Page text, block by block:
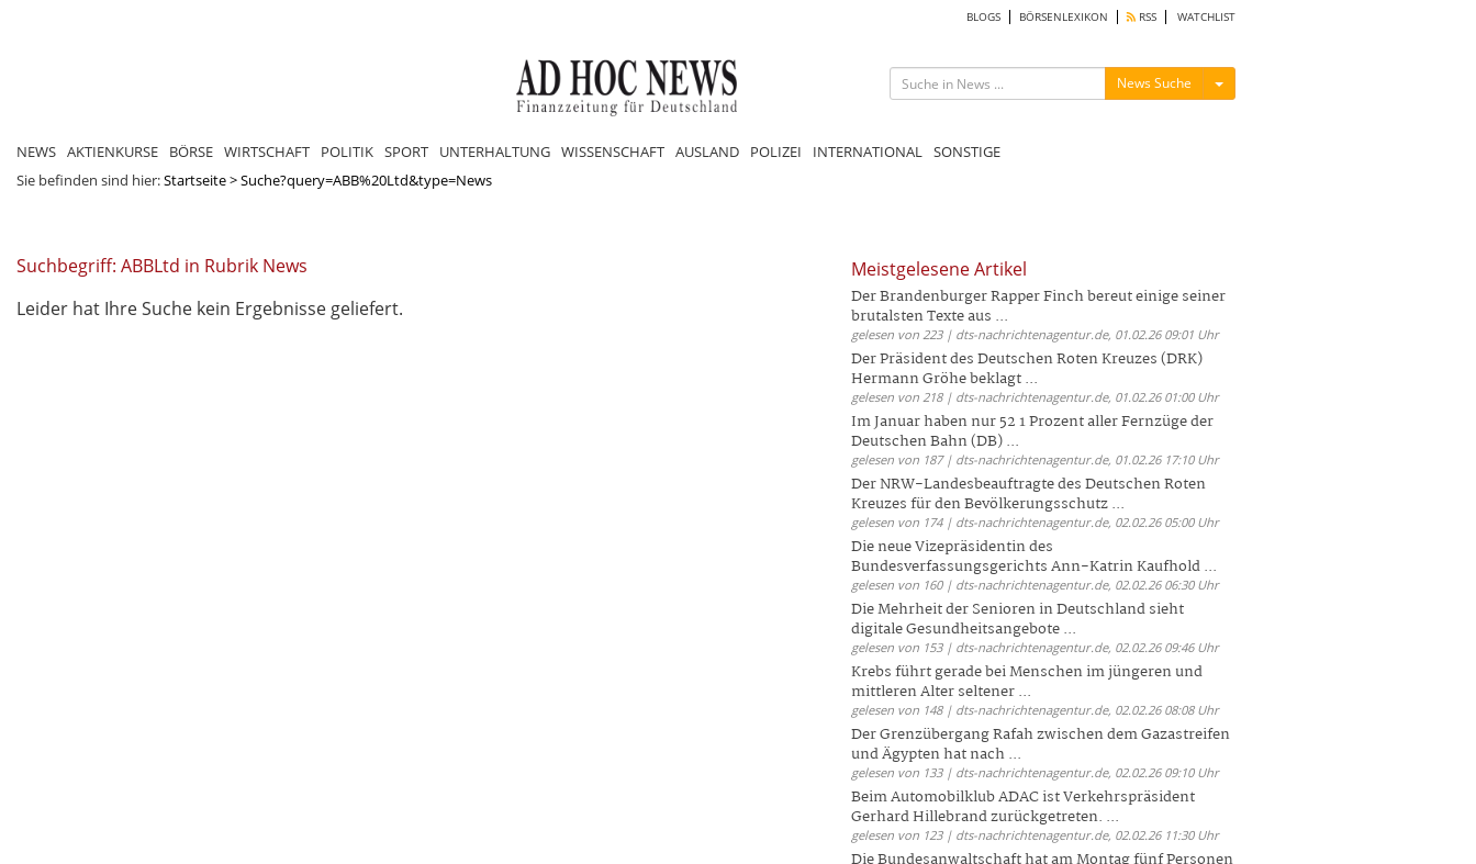
BLOGS BÖRSENLEXIKON RSS WATCHLIST
News Suche Menü ein-/ausblenden
NEWS AKTIENKURSE BÖRSE WIRTSCHAFT POLITIK SPORT UNTERHALTUNG WISSENSCHAFT AUSLAND POLIZEI INTERNATIONAL SONSTIGE
Sie befinden sind hier:Startseite>Suche?query=ABB%20Ltd&type=News
Suchbegriff: ABBLtd in Rubrik News
Leider hat Ihre Suche kein Ergebnisse geliefert.
Meistgelesene Artikel
Der Brandenburger Rapper Finch bereut einige seiner
brutalsten Texte aus ...
gelesen von 223 | dts-nachrichtenagentur.de, 01.02.26 09:01 Uhr
Der Präsident des Deutschen Roten Kreuzes (DRK)
Hermann Gröhe beklagt ...
gelesen von 218 | dts-nachrichtenagentur.de, 01.02.26 01:00 Uhr
Im Januar haben nur 52 1 Prozent aller Fernzüge der
Deutschen Bahn (DB) ...
gelesen von 187 | dts-nachrichtenagentur.de, 01.02.26 17:10 Uhr
Der NRW-Landesbeauftragte des Deutschen Roten
Kreuzes für den Bevölkerungsschutz ...
gelesen von 174 | dts-nachrichtenagentur.de, 02.02.26 05:00 Uhr
Die neue Vizepräsidentin des
Bundesverfassungsgerichts Ann-Katrin Kaufhold ...
gelesen von 160 | dts-nachrichtenagentur.de, 02.02.26 06:30 Uhr
Die Mehrheit der Senioren in Deutschland sieht
digitale Gesundheitsangebote ...
gelesen von 153 | dts-nachrichtenagentur.de, 02.02.26 09:46 Uhr
Krebs führt gerade bei Menschen im jüngeren und
mittleren Alter seltener ...
gelesen von 148 | dts-nachrichtenagentur.de, 02.02.26 08:08 Uhr
Der Grenzübergang Rafah zwischen dem Gazastreifen
und Ägypten hat nach ...
gelesen von 133 | dts-nachrichtenagentur.de, 02.02.26 09:10 Uhr
Beim Automobilklub ADAC ist Verkehrspräsident
Gerhard Hillebrand zurückgetreten. ...
gelesen von 123 | dts-nachrichtenagentur.de, 02.02.26 11:30 Uhr